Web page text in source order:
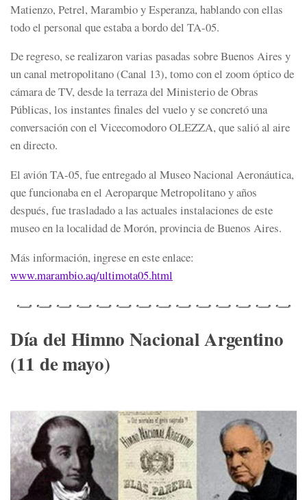
Matienzo, Petrel, Marambio y Esperanza, hablando con ellas
todo el personal que estaba a bordo del TA-05.
De regreso, se realizaron varias pasadas sobre Buenos Aires y
un canal metropolitano (Canal 13), tomo con el zoom óptico de
cámara de TV, desde la terraza del Ministerio de Obras
Públicas, los instantes finales del vuelo y se concretó una
conversación con el Vicecomodoro OLEZZA, que salió al aire
en directo.
El avión TA-05, fue entregado al Museo Nacional Aeronáutica,
que funcionaba en el Aeroparque Metropolitano y años
después, fue trasladado a las actuales instalaciones de este
museo en la localidad de Morón, provincia de Buenos Aires.
Más información, ingrese en este enlace:
www.marambio.aq/ultimota05.html
Día del Himno Nacional Argentino
(11 de mayo)